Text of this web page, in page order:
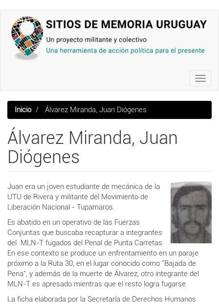
contenido
principal
Inicio Álvarez Miranda, Juan Diógenes
Álvarez Miranda, Juan
Diógenes
Juan era un joven estudiante de mecánica de la
UTU de Rivera y militante del Movimiento de
Liberación Nacional - Tupamaros.
Es abatido en un operativo de las Fuerzas
Conjuntas que buscaba recapturar a integrantes
del MLN-T fugados del Penal de Punta Carretas.
En ese contexto se produce un enfrentamiento en un paraje
próximo a la Ruta 30, en el lugar conocido como "Bajada de
Pena", y además de la muerte de Álvarez, otro integrante del
MLN-T es apresado mientras que el resto logra fugarse.
La ficha elaborada por la Secretaría de Derechos Humanos